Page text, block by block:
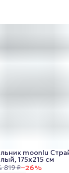
819 ₽−26%
moonlu
175x215 см